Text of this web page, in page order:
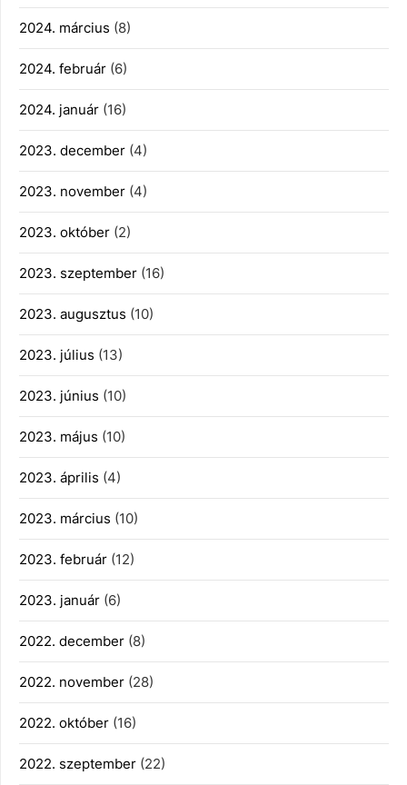
2024. március (8)
2024. február (6)
2024. január (16)
2023. december (4)
2023. november (4)
2023. október (2)
2023. szeptember (16)
2023. augusztus (10)
2023. július (13)
2023. június (10)
2023. május (10)
2023. április (4)
2023. március (10)
2023. február (12)
2023. január (6)
2022. december (8)
2022. november (28)
2022. október (16)
2022. szeptember (22)